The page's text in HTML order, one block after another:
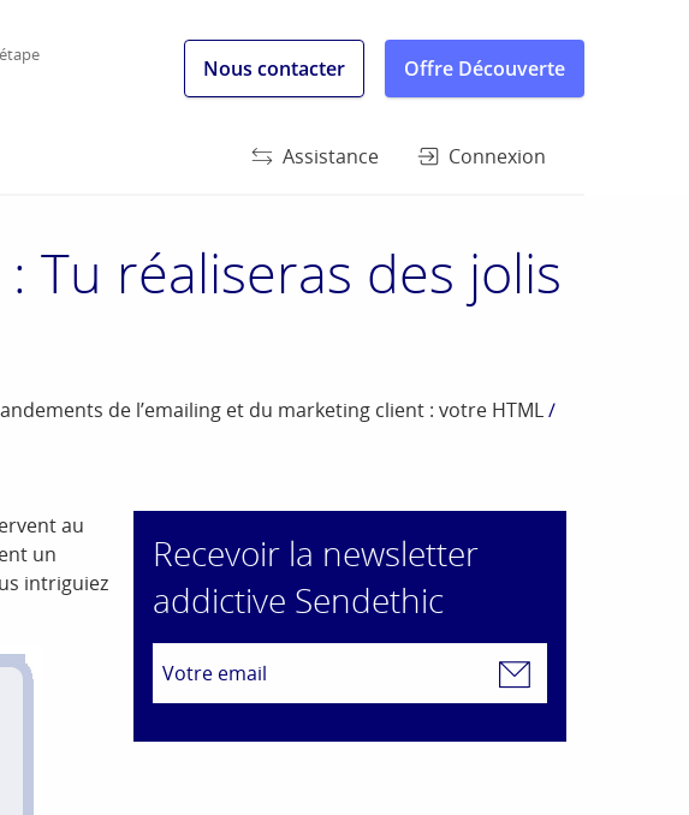
Nous contacter Offre Découverte
Assistance Connexion
Tu réaliseras des jolis
de l’emailing et du marketing client : votre HTML/
au
un
intriguiez
Recevoir la newsletter
addictive Sendethic